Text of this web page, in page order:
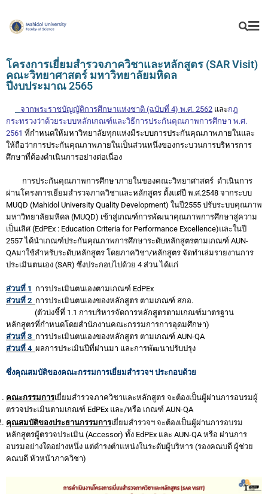
โครงการเยี่ยมสำรวจภาควิชาและหลักสูตร (SAR Visit)
คณะวิทยาศาสตร์ มหาวิทยาลัยมหิดล
ปีงบประมาณ 2565
จากพระราชบัญญัติการศึกษาแห่งชาติ (ฉบับที่ 4) พ.ศ. 2562 และกฎ
กระทรวงว่าด้วยระบบหลักเกณฑ์และวิธีการประกันคุณภาพการศึกษา พ.ศ.
2561 ที่กำหนดให้มหาวิทยาลัยทุกแห่งมีระบบการประกันคุณภาพภายในและ
ให้ถือว่าการประกันคุณภาพภายในเป็นส่วนหนึ่งของกระบวนการบริหารการ
ศึกษาที่ต้องดำเนินการอย่างต่อเนื่อง
การประกันคุณภาพการศึกษาภายในของคณะวิทยาศาสตร์ ดำเนินการ
ผ่านโครงการเยี่ยมสำรวจภาควิชาและหลักสูตร ตั้งแต่ปี พ.ศ.2548 จากระบบ
MUQD (Mahidol University Quality Development) ในปี2555 ปรับระบบคุณภาพ
มหาวิทยาลัยมหิดล (MUQD) เข้าสู่เกณฑ์การพัฒนาคุณภาพการศึกษาสู่ความ
เป็นเลิศ (EdPEx : Education Criteria for Performance Excellence)และในปี
2557 ได้นำเกณฑ์ประกันคุณภาพการศึกษาระดับหลักสูตรตามเกณฑ์ AUN-
QAมาใช้สำหรับระดับหลักสูตร โดยภาควิชา/หลักสูตร จัดทำเล่มรายงานการ
ประเมินตนเอง (SAR) ซึ่งประกอบไปด้วย 4 ส่วน ได้แก่
ส่วนที่ 1 การประเมินตนเองตามเกณฑ์ EdPEx
ส่วนที่ 2 การประเมินตนเองของหลักสูตร ตามเกณฑ์ สกอ.
(ตัวบ่งชี้ที่ 1.1 การบริหารจัดการหลักสูตรตามเกณฑ์มาตรฐาน
หลักสูตรที่กำหนดโดยสำนักงานคณะกรรมการการอุดมศึกษา)
ส่วนที่ 3 การประเมินตนเองของหลักสูตร ตามเกณฑ์ AUN-QA
ส่วนที่ 4 ผลการประเมินปีที่ผ่านมา และการพัฒนาปรับปรุง
ซึ่งคุณสมบัติของคณะกรรมการเยี่ยมสำรวจฯ ประกอบด้วย
คณะกรรมการเยี่ยมสำรวจภาควิชาและหลักสูตร จะต้องเป็นผู้ผ่านการอบรมผู้
ตรวจประเมินตามเกณฑ์ EdPEx และ/หรือ เกณฑ์ AUN-QA
คุณสมบัติของประธานกรรมการเยี่ยมสำรวจฯ จะต้องเป็นผู้ผ่านการอบรม
หลักสูตรผู้ตรวจประเมิน (Accessor) ทั้ง EdPEx และ AUN-QA หรือ ผ่านการ
อบรมอย่างใดอย่างหนึ่ง แต่ดำรงตำแหน่งในระดับผู้บริหาร (รองคณบดี ผู้ช่วย
คณบดี หัวหน้าภาควิชา)